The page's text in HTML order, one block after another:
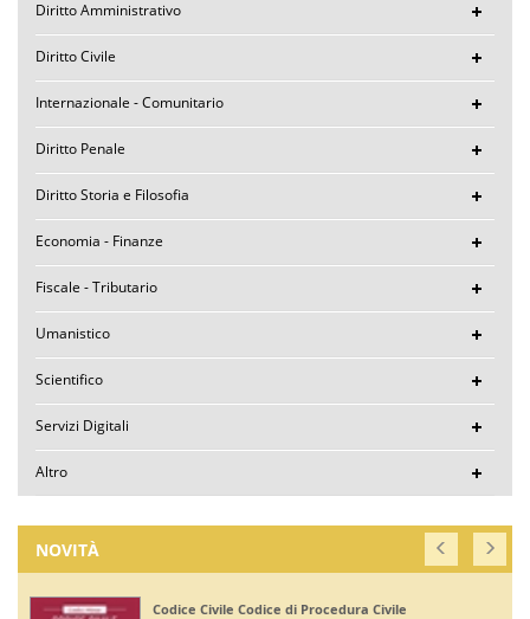
Diritto Amministrativo
Diritto Civile
Internazionale - Comunitario
Diritto Penale
Diritto Storia e Filosofia
Economia - Finanze
Fiscale - Tributario
Umanistico
Scientifico
Servizi Digitali
Altro
NOVITÀ
Codice Civile Codice di Procedura Civile